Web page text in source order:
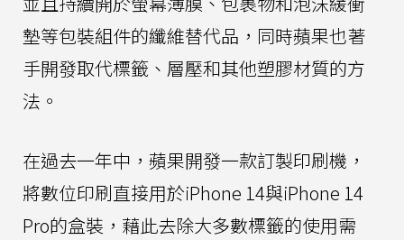
墊等包裝組件的纖維替代品，同時蘋果也著
手開發取代標籤、層壓和其他塑膠材質的方
法。
在過去一年中，蘋果開發一款訂製印刷機，
將數位印刷直接用於iPhone 14與iPhone 14
Pro的盒裝，藉此去除大多數標籤的使用需